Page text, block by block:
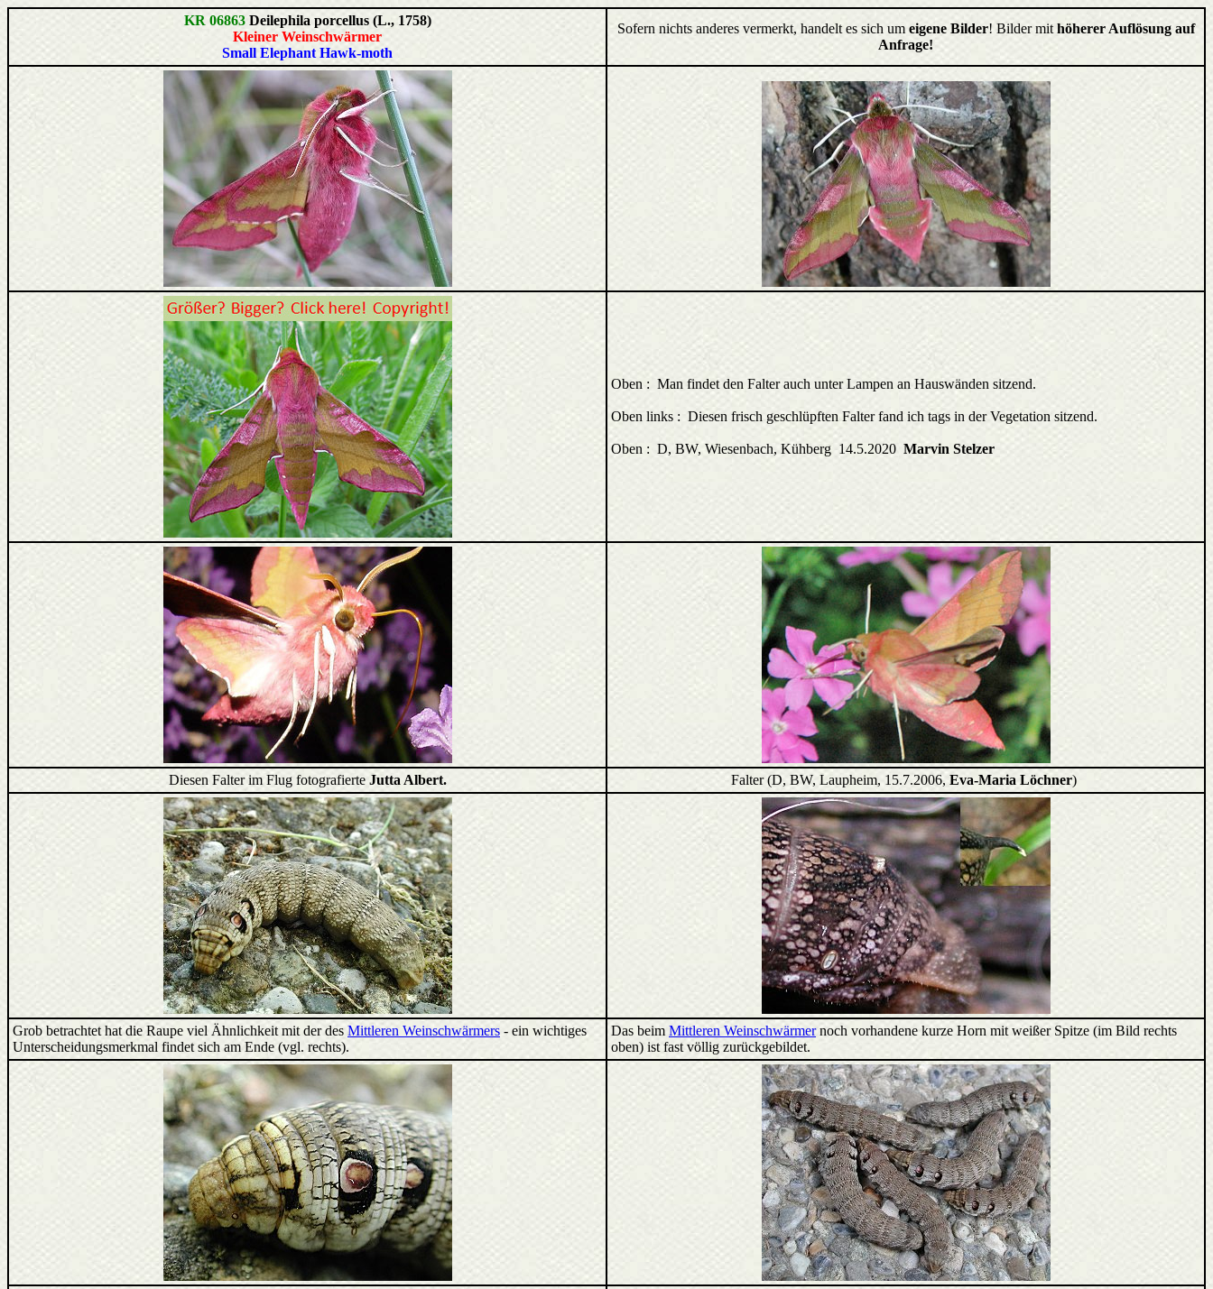
KR 06863 Deilephila porcellus (L., 1758)
Kleiner Weinschwärmer
Small Elephant Hawk-moth
Sofern nichts anderes vermerkt, handelt es sich um eigene Bilder! Bilder mit höherer Auflösung auf
Anfrage!
Oben : Man findet den Falter auch unter Lampen an Hauswänden sitzend.
Oben links : Diesen frisch geschlüpften Falter fand ich tags in der Vegetation sitzend.
Oben : D, BW, Wiesenbach, Kühberg 14.5.2020 Marvin Stelzer
Diesen Falter im Flug fotografierte Jutta Albert. Falter (D, BW, Laupheim, 15.7.2006, Eva-Maria Löchner)
Grob betrachtet hat die Raupe viel Ähnlichkeit mit der des Mittleren Weinschwärmers - ein wichtiges
Unterscheidungsmerkmal findet sich am Ende (vgl. rechts).
Das beim Mittleren Weinschwärmernoch vorhandene kurze Horn mit weißer Spitze (im Bild rechts
oben) ist fast völlig zurückgebildet.